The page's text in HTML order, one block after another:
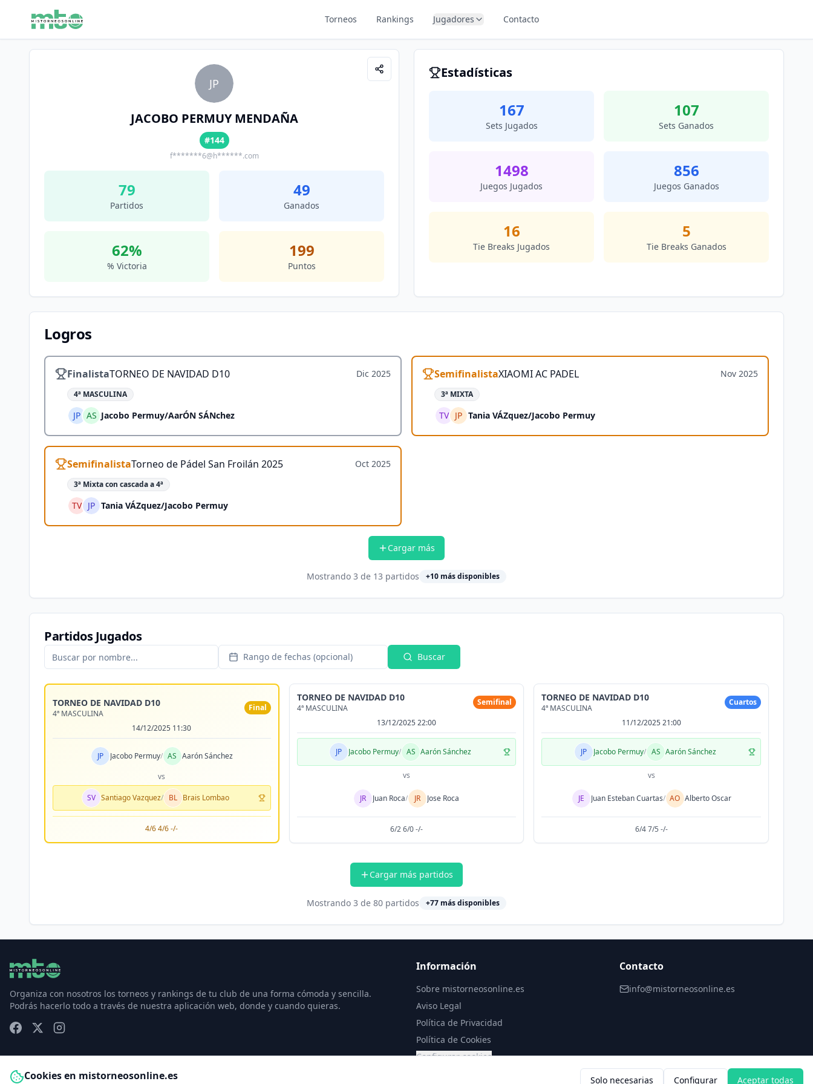
Cookies en mistorneosonline.es Solo necesarias Configurar Aceptar todas
Torneos Rankings Jugadores Contacto
JP
JACOBO PERMUY MENDAÑA
#144
f*******6@h******.com
79
Partidos
49
Ganados
62%
% Victoria
199
Puntos
Estadísticas
167
Sets Jugados
107
Sets Ganados
1498
Juegos Jugados
856
Juegos Ganados
16
Tie Breaks Jugados
5
Tie Breaks Ganados
Logros
FinalistaTORNEO DE NAVIDAD D10 Dic 2025
4ª MASCULINA
JP AS Jacobo Permuy/AarÓN SÁNchez
SemifinalistaXIAOMI AC PADEL Nov 2025
3ª MIXTA
TV JP Tania VÁZquez/Jacobo Permuy
SemifinalistaTorneo de Pádel San Froilán 2025 Oct 2025
3ª Mixta con cascada a 4ª
TV JP Tania VÁZquez/Jacobo Permuy
Cargar más
Mostrando 3 de 13 partidos +10 más disponibles
Partidos Jugados
Rango de fechas (opcional) Buscar
TORNEO DE NAVIDAD D10
4ª MASCULINA
Final
14/12/2025 11:30
JP Jacobo Permuy/ AS Aarón Sánchez
vs
SV Santiago Vazquez/ BL Brais Lombao
4/6 4/6 -/-
TORNEO DE NAVIDAD D10
4ª MASCULINA
Semifinal
13/12/2025 22:00
JP Jacobo Permuy/ AS Aarón Sánchez
vs
JR Juan Roca/ JR Jose Roca
6/2 6/0 -/-
TORNEO DE NAVIDAD D10
4ª MASCULINA
Cuartos
11/12/2025 21:00
JP Jacobo Permuy/ AS Aarón Sánchez
vs
JE Juan Esteban Cuartas/ AO Alberto Oscar
6/4 7/5 -/-
Cargar más partidos
Mostrando 3 de 80 partidos +77 más disponibles
Organiza con nosotros los torneos y rankings de tu club de una forma cómoda y sencilla.
Podrás hacerlo todo a través de nuestra aplicación web, donde y cuando quieras.
Información
Sobre mistorneosonline.es
Aviso Legal
Política de Privacidad
Política de Cookies
Configurar cookies
Contacto
info@mistorneosonline.es